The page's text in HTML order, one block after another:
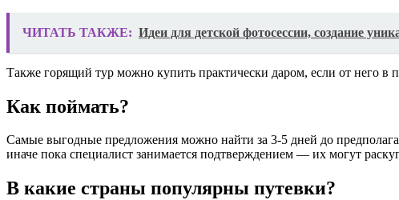
ЧИТАТЬ ТАКЖЕ: Идеи для детской фотосессии, создание
Также горящий тур можно купить практически даром, если от него в
Как поймать?
Самые выгодные предложения можно найти за 3-5 дней до
иначе пока специалист занимается подтверждением — их могут
В какие страны популярны путевки?